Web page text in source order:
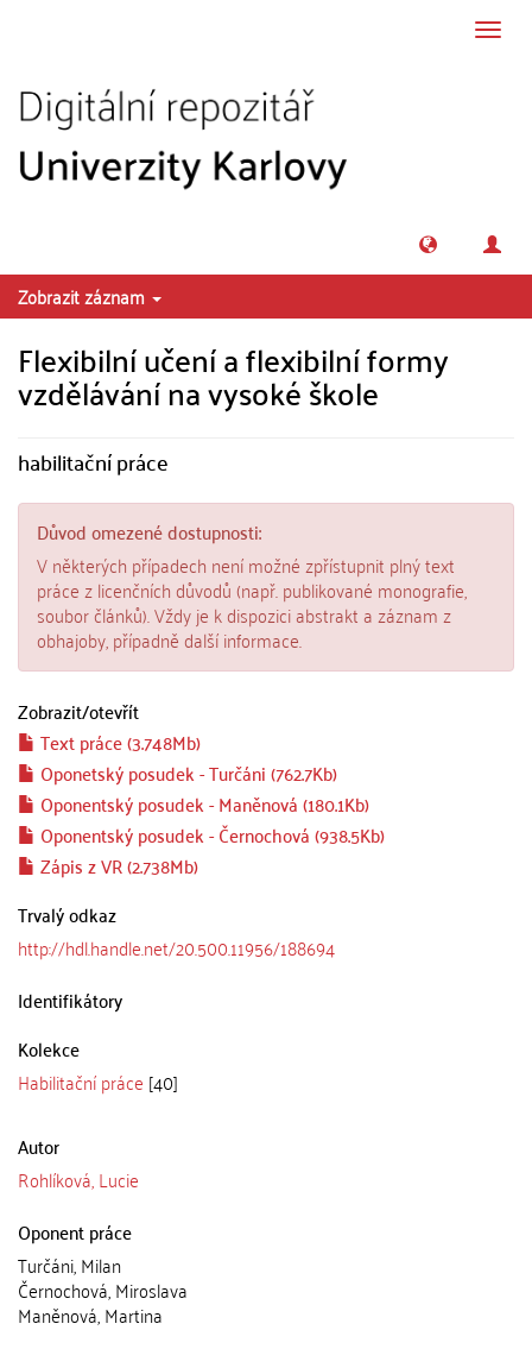
Zobrazit záznam
Flexibilní učení a flexibilní formy
vzdělávání na vysoké škole
habilitační práce
Důvod omezené dostupnosti:
V některých případech není možné zpřístupnit plný text
práce z licenčních důvodů (např. publikované monografie,
soubor článků). Vždy je k dispozici abstrakt a záznam z
obhajoby, případně další informace.
Zobrazit/otevřít
Text práce (3.748Mb)
Oponetský posudek - Turčáni (762.7Kb)
Oponentský posudek - Maněnová (180.1Kb)
Oponentský posudek - Černochová (938.5Kb)
Zápis z VR (2.738Mb)
Trvalý odkaz
http://hdl.handle.net/20.500.11956/188694
Identifikátory
Kolekce
Habilitační práce [40]
Autor
Rohlíková, Lucie
Oponent práce
Turčáni, Milan
Černochová, Miroslava
Maněnová, Martina